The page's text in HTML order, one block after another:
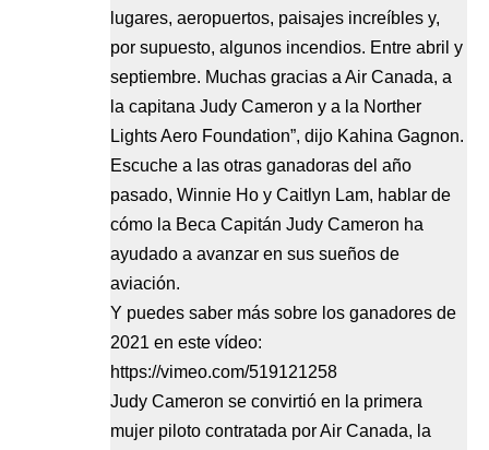
lugares, aeropuertos, paisajes increíbles y,
por supuesto, algunos incendios. Entre abril y
septiembre. Muchas gracias a Air Canada, a
la capitana Judy Cameron y a la Norther
Lights Aero Foundation”, dijo Kahina Gagnon.
Escuche a las otras ganadoras del año
pasado, Winnie Ho y Caitlyn Lam, hablar de
cómo la Beca Capitán Judy Cameron ha
ayudado a avanzar en sus sueños de
aviación.
Y puedes saber más sobre los ganadores de
2021 en este vídeo:
https://vimeo.com/519121258
Judy Cameron se convirtió en la primera
mujer piloto contratada por Air Canada, la